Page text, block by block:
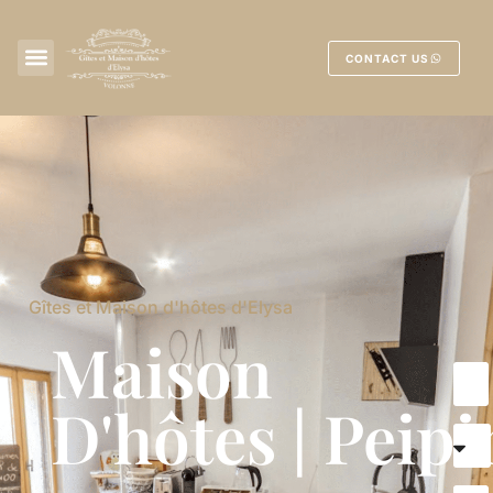
CONTACT US
Gîtes et Maison d'hôtes d'Elysa
Maison
D'hôtes |